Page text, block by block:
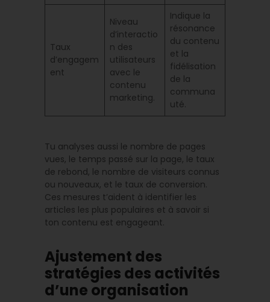
Taux
d’engagem
ent
Niveau
d’interactio
n des
utilisateurs
avec le
contenu
marketing.
Indique la
résonance
du contenu
et la
fidélisation
de la
communa
uté.
Tu analyses aussi le nombre de pages
vues, le temps passé sur la page, le taux
de rebond, le nombre de visiteurs connus
ou nouveaux, et le taux de conversion.
Ces mesures t’aident à identifier les
articles les plus populaires et à savoir si
ton contenu est engageant.
Ajustement des
stratégies des activités
d’une organisation